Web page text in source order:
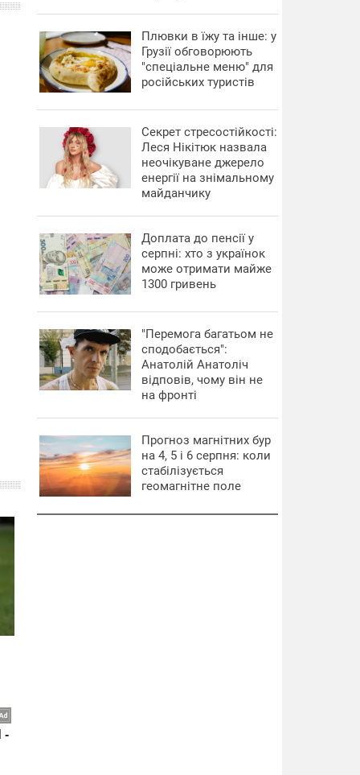
Плювки в їжу та інше: у
Грузії обговорюють
"спеціальне меню" для
російських туристів
Секрет стресостійкості:
Леся Нікітюк назвала
неочікуване джерело
енергії на знімальному
майданчику
Доплата до пенсії у
серпні: хто з українок
може отримати майже
1300 гривень
"Перемога багатьом не
сподобається":
Анатолій Анатоліч
відповів, чому він не
на фронті
Прогноз магнітних бур
на 4, 5 і 6 серпня: коли
стабілізується
геомагнітне поле